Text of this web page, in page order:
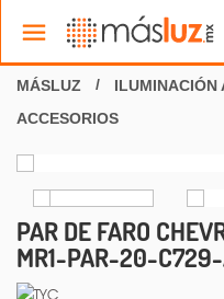
ACCESORIOS
PAR DE FARO
MR1-PAR-20-